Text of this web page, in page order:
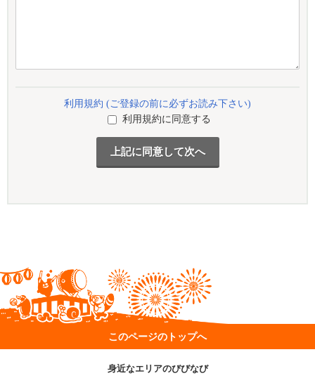
利用規約 (ご登録の前に必ずお読み下さい)
利用規約に同意する
このページのトップへ
身近なエリアのびびなび